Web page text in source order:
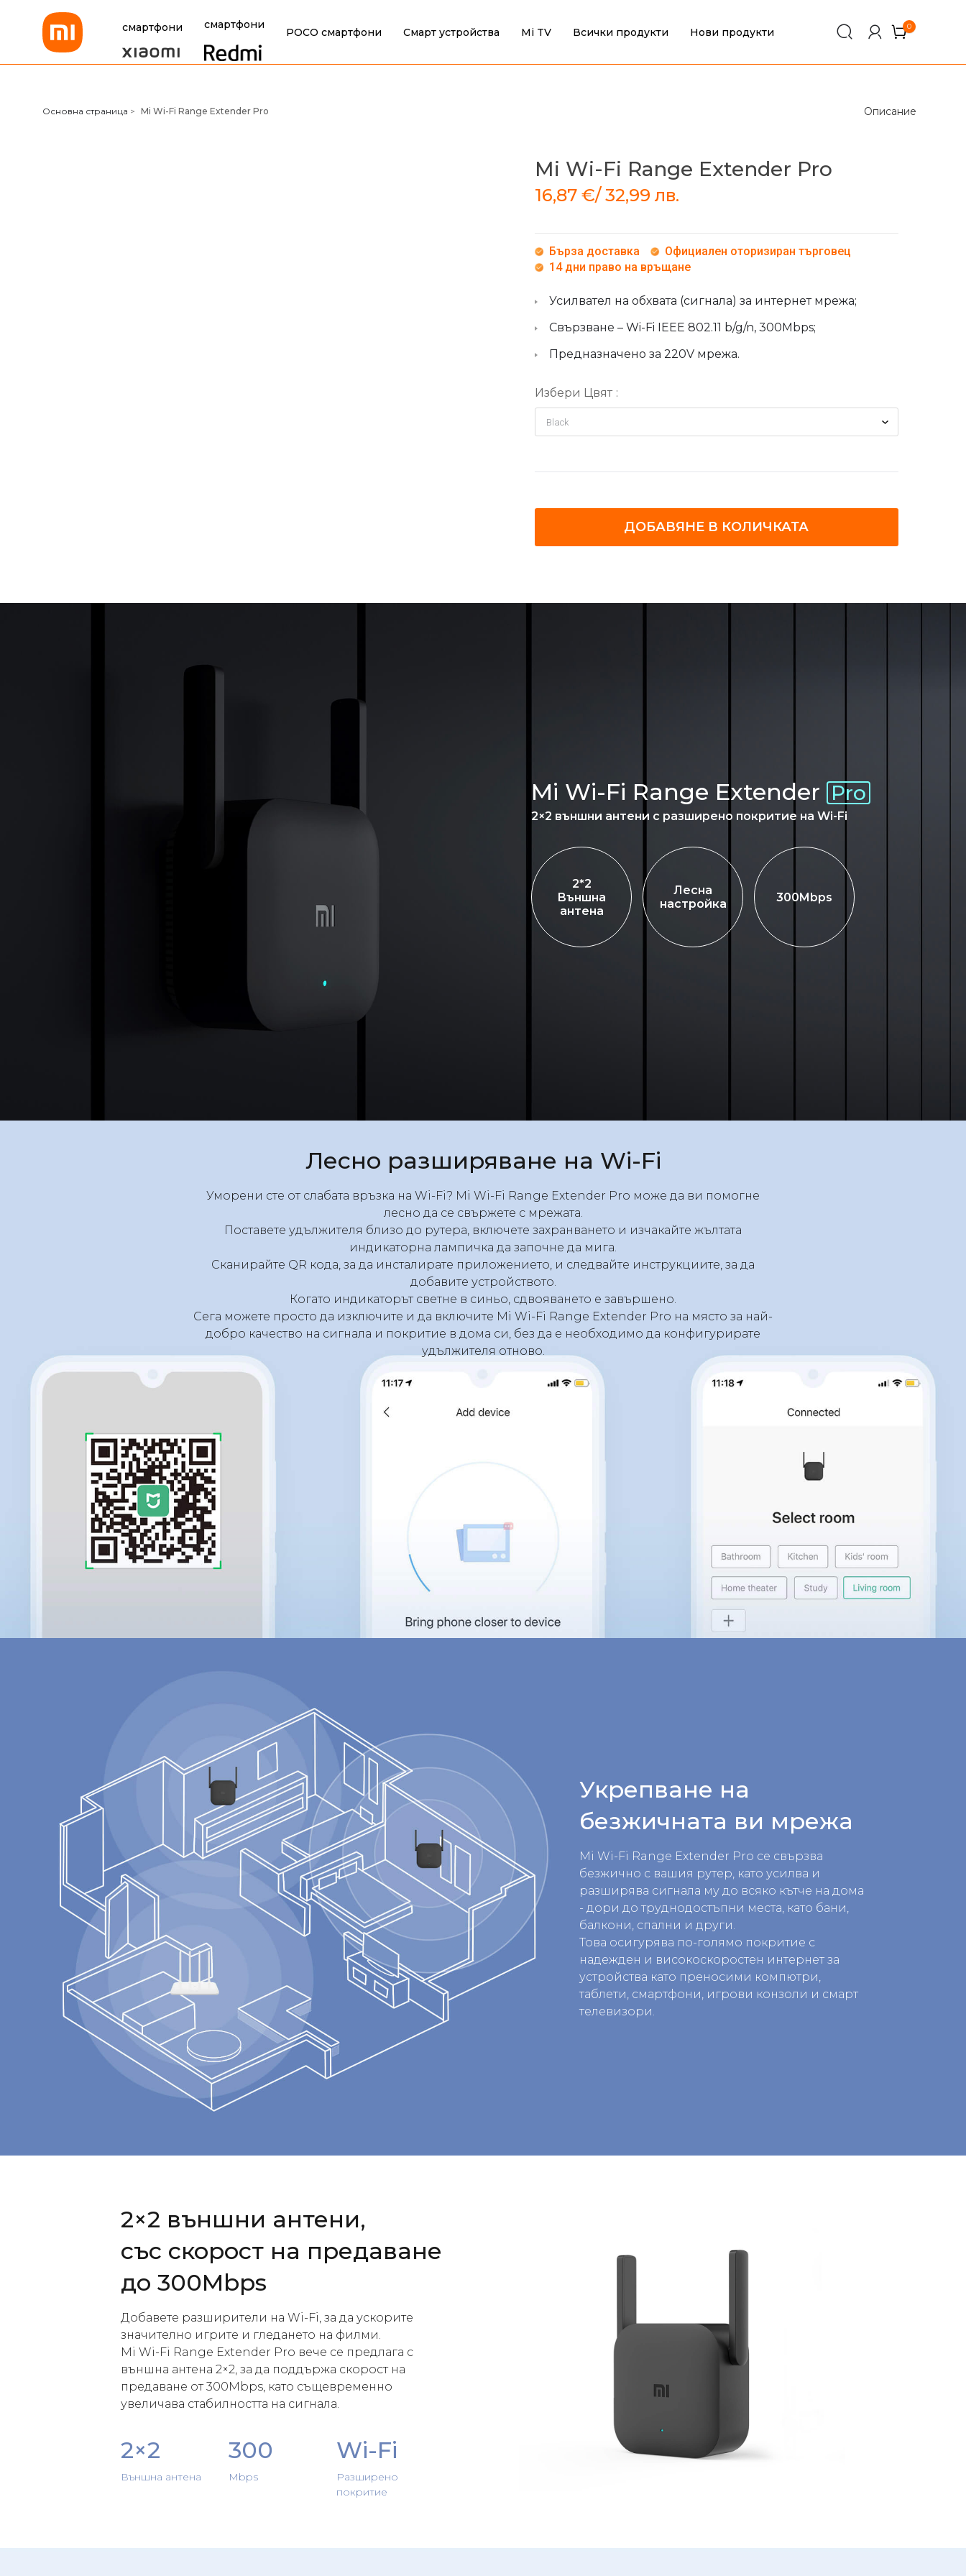
смартфони смартфони
POCO смартфони Смарт устройства Mi TV Всички продукти Нови продукти 0
Xiaomi Bulgaria
Основна страница > Mi Wi-Fi Range Extender Pro Описание
Mi Wi-Fi Range Extender Pro
16,87 €/32,99 лв.
Бърза доставка
Официален оторизиран търговец
14 дни право на връщане
Усилвател на обхвата (сигнала) за интернет мрежа;
Свързване – Wi-Fi IEEE 802.11 b/g/n, 300Mbps;
Предназначено за 220V мрежа.
Избери Цвят
ДОБАВЯНЕ В КОЛИЧКАТА
Mi Wi-Fi Range Extender Pro
2×2 външни антени с разширено покритие на Wi-Fi
2*2
Външна
антена
Лесна
настройка
300Mbps
Лесно разширяване на Wi-Fi
Уморени сте от слабата връзка на Wi-Fi? Mi Wi-Fi Range Extender Pro може да ви помогне
лесно да се свържете с мрежата.
Поставете удължителя близо до рутера, включете захранването и изчакайте жълтата
индикаторна лампичка да започне да мига.
Сканирайте QR кода, за да инсталирате приложението, и следвайте инструкциите, за да
добавите устройството.
Когато индикаторът светне в синьо, сдвояването е завършено.
Сега можете просто да изключите и да включите Mi Wi-Fi Range Extender Pro на място за най-
добро качество на сигнала и покритие в дома си, без да е необходимо да конфигурирате
удължителя отново.
Укрепване на
безжичната ви мрежа
Mi Wi-Fi Range Extender Pro се свързва
безжично с вашия рутер, като усилва и
разширява сигнала му до всяко кътче на дома
- дори до труднодостъпни места, като бани,
балкони, спални и други.
Това осигурява по-голямо покритие с
надежден и високоскоростен интернет за
устройства като преносими компютри,
таблети, смартфони, игрови конзоли и смарт
телевизори.
2×2 външни антени,
със скорост на предаване
до 300Mbps
Добавете разширители на Wi-Fi, за да ускорите
значително игрите и гледането на филми.
Mi Wi-Fi Range Extender Pro вече се предлага с
външна антена 2×2, за да поддържа скорост на
предаване от 300Mbps, като същевременно
увеличава стабилността на сигнала.
2×2
Външна антена
300
Mbps
Wi-Fi
Разширено
покритие